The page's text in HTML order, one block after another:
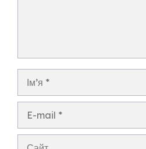
Ім’я
Сайт